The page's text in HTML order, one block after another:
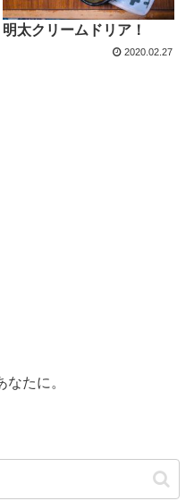
明太クリームドリア！
2020.02.27
たに。